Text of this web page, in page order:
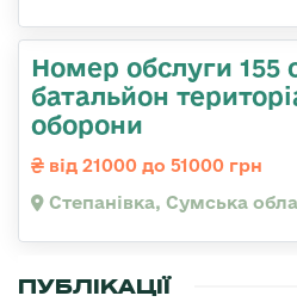
Номер обслуги 155
батальйон
оборони
від 21000 до 51000 грн
Степанівка, Сумська
ПУБЛІКАЦІЇ